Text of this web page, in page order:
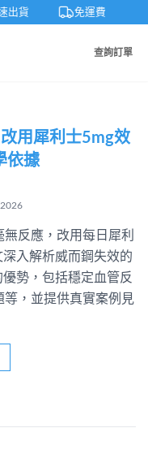
出貨 免運費
查詢訂單
用犀利士5mg效
依據
反應，改用每日犀利
入解析威而鋼失效的
勢，包括穩定血管反
等，並提供真實案例見